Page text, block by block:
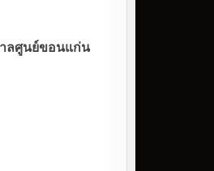
ลศูนย์ขอนแก่น